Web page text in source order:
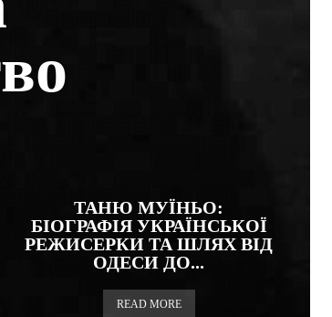
ТАНЮ МУЇНЬО:
БІОГРАФІЯ УКРАЇНСЬКОЇ
РЕЖИСЕРКИ ТА ШЛЯХ ВІД
ОДЕСИ ДО...
READ MORE